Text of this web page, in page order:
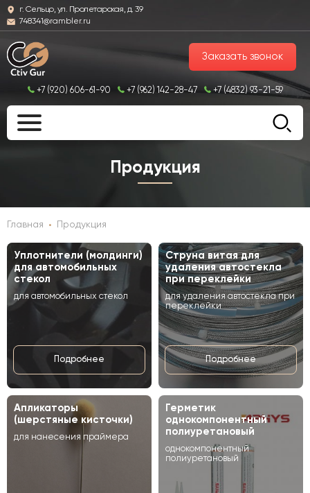
г. Сельцо, ул. Пролетарская, д. 39
748341@rambler.ru
+7 (920) 606-61-90 +7 (962) 142-28-47 +7 (4832) 93-21-59
Заказать звонок
Продукция
Главная • Продукция
Уплотнители (молдинги)
для автомобильных
стекол
для автомобильных стекол
Подробнее
Струна витая для
удаления автостекла
при переклейки
для удаления автостекла при
переклейки
Подробнее
Апликаторы
(шерстяные кисточки)
для нанесения праймера
Герметик
однокомпонентный
полиуретановый
однокомпонентный
полиуретановый